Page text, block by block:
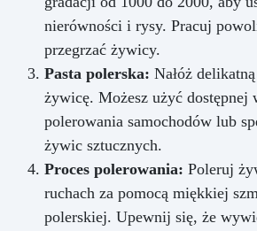
nierówności i rysy. Pracuj
przegrzać żywicy.
Pasta polerska: Nałóż
żywicę. Możesz użyć dostępnej
polerowania samochodów lub
żywic sztucznych.
Proces polerowania: Poleruj
ruchach za pomocą miękkiej
polerskiej. Upewnij się, że